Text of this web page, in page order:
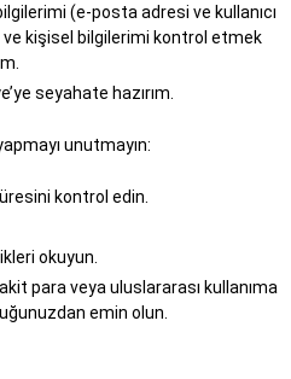
(e-posta adresi ve kullanıcı
ve kişisel bilgilerimi kontrol etmek
seyahate hazırım.
unutmayın:
kontrol edin.
okuyun.
para veya uluslararası kullanıma
emin olun.